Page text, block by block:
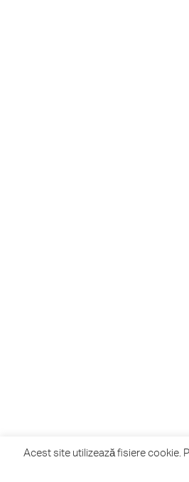
Acest site utilizează fisiere cookie.